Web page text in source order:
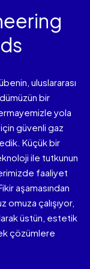
uluslararası
bir
yola
güvenli gaz
Küçük bir
ile tutkunun
faaliyet
aşamasından
çalışıyor,
üstün, estetik
çözümlere